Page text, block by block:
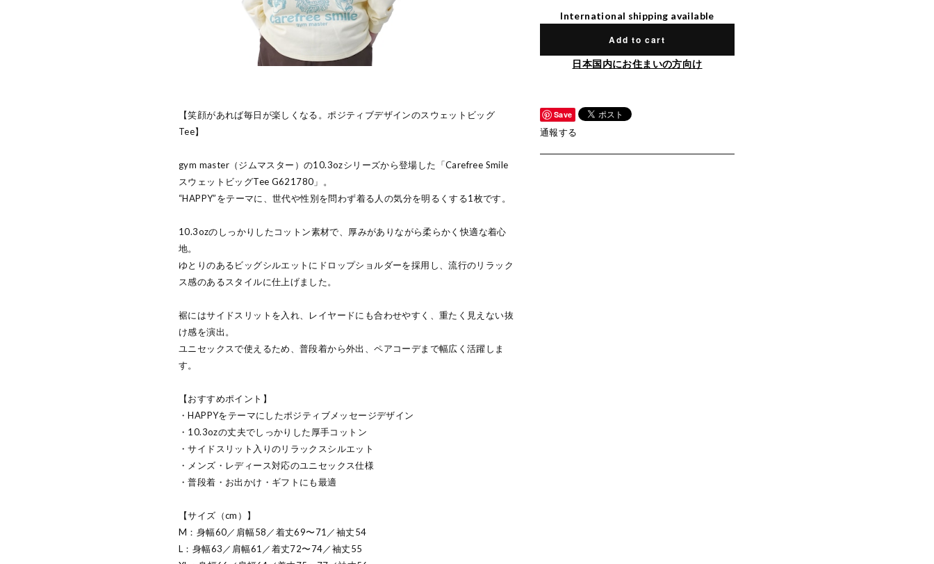
【笑顔があれば毎日が楽しくなる。ポジティブデザインのスウェットビッグ
Tee】
gym master（ジムマスター）の10.3ozシリーズから登場した「Carefree Smile
スウェットビッグTee G621780」。
“HAPPY”をテーマに、世代や性別を問わず着る人の気分を明るくする1枚です。
10.3ozのしっかりしたコットン素材で、厚みがありながら柔らかく快適な着心
地。
ゆとりのあるビッグシルエットにドロップショルダーを採用し、流行のリラック
ス感のあるスタイルに仕上げました。
裾にはサイドスリットを入れ、レイヤードにも合わせやすく、重たく見えない抜
け感を演出。
ユニセックスで使えるため、普段着から外出、ペアコーデまで幅広く活躍しま
す。
【おすすめポイント】
・HAPPYをテーマにしたポジティブメッセージデザイン
・10.3ozの丈夫でしっかりした厚手コットン
・サイドスリット入りのリラックスシルエット
・メンズ・レディース対応のユニセックス仕様
・普段着・お出かけ・ギフトにも最適
【サイズ（cm）】
M：身幅60／肩幅58／着丈69〜71／袖丈54
L：身幅63／肩幅61／着丈72〜74／袖丈55
International shipping available
Add to cart
日本国内にお住まいの方向け
Save
通報する